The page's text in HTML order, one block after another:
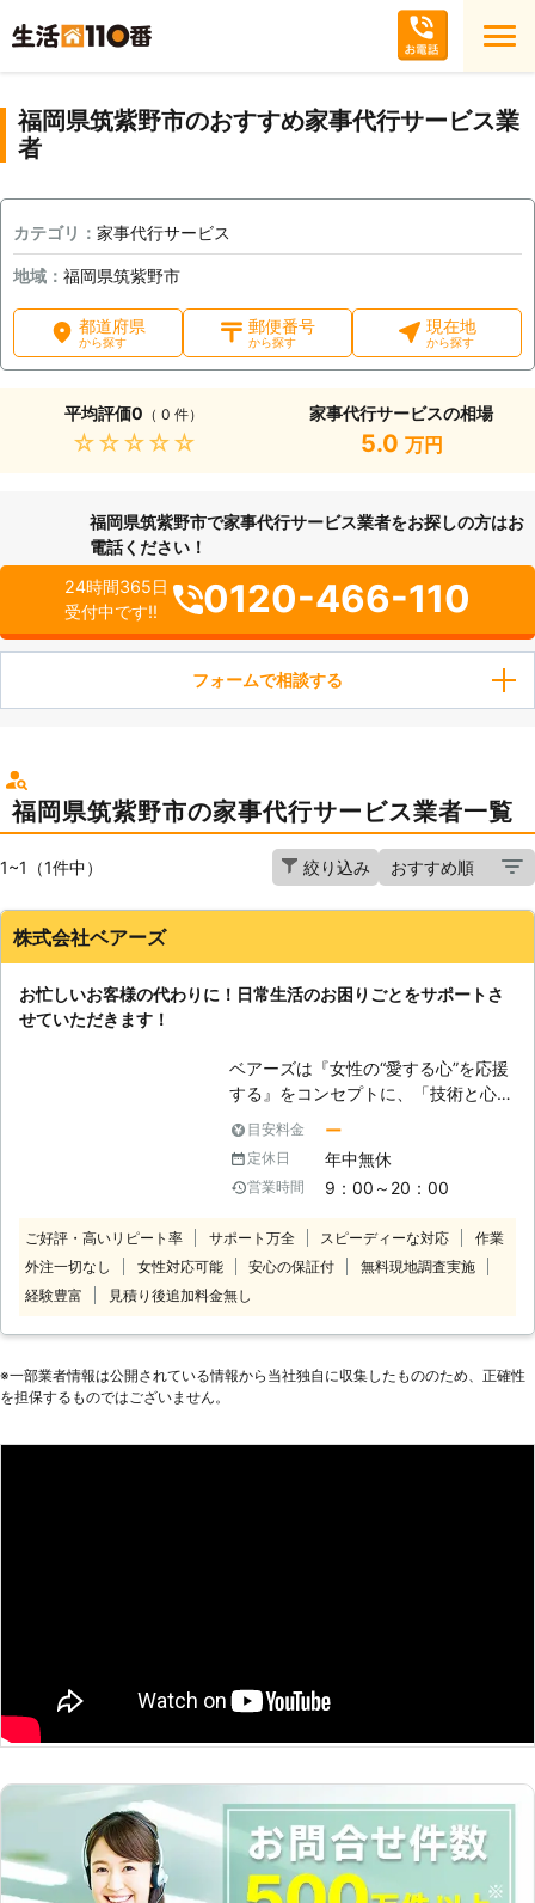
福岡県筑紫野市のおすすめ家事代行サービス業
者
カテゴリ： 家事代行サービス
地域： 福岡県筑紫野市
都道府県
から探す
郵便番号
から探す
現在地
から探す
平均評価0 （ 0 件）
★★★★★
家事代行サービスの相場
5.0 万円
福岡県筑紫野市で家事代行サービス業者をお探しの方はお
電話ください！
24時間365日
受付中です!!
0120-466-110
フォームで相談する
福岡県筑紫野市の家事代行サービス業者一覧
1~1（1件中） 絞り込み
株式会社ベアーズ
お忙しいお客様の代わりに！日常生活のお困りごとをサポートさ
せていただきます！
ベアーズは『女性の“愛する心”を応援
する』をコンセプトに、「技術と心の
向上に対する教育の徹底」と「感謝と
笑顔」という2つの“こだわり”を企業
理念に掲げ、常に“お客様感動度
120%”を目指しております。 家事代行
ーとして、以下をお約束いたします。
【安全】～登録スタッフ5200人～ ベ
アーズレディは全員直接雇用。 業界
せすることなく細やかで真心を込めた
サービスをご提供します。 【品質】
ンドから実技に至るまで、7つのオリ
目安料金 ー
定休日 年中無休
営業時間 9：00～20：00
ご好評・高いリピート率 サポート万全 スピーディーな対応
作業
外注一切なし
女性対応可能 安心の保証付
無料現地調査実施
経験豊富
見積り後追加料金無し
※⼀部業者情報は公開されている情報から当社独⾃に収集したもののため、正確性
を担保するものではございません。